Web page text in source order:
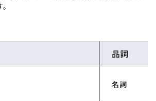
品詞
名詞